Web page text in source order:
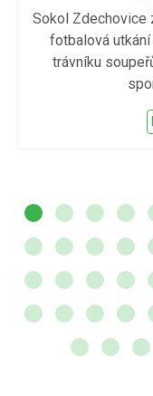
Sokol Zdechovice
fotbalová
trávníku